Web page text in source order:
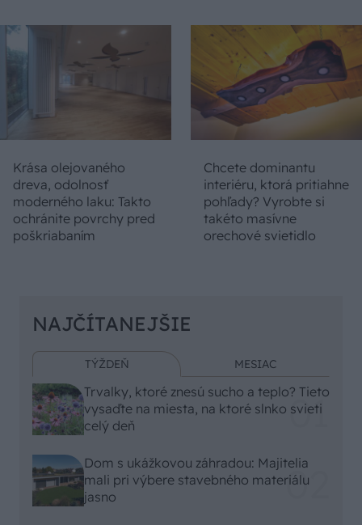
Krása olejovaného
dreva, odolnosť
moderného laku: Takto
ochránite povrchy pred
poškriabaním
Chcete dominantu
interiéru, ktorá pritiahne
pohľady? Vyrobte si
takéto masívne
orechové svietidlo
NAJČÍTANEJŠIE
TÝŽDEŇ MESIAC
Trvalky, ktoré znesú sucho a teplo? Tieto
vysaďte na miesta, na ktoré slnko svieti
celý deň
Dom s ukážkovou záhradou: Majitelia
mali pri výbere stavebného materiálu
jasno